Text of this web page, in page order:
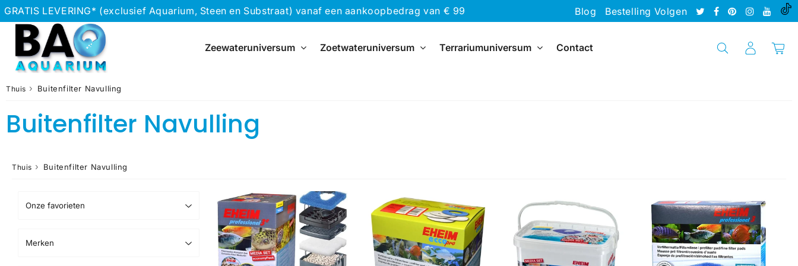
GRATIS LEVERING* (exclusief Aquarium, Steen en Substraat) vanaf een aankoopbedrag van € 99 Blog Bestelling Volgen
Zeewateruniversum Zoetwateruniversum Terrariumuniversum Contact
Thuis › Buitenfilter Navulling
Buitenfilter Navulling
Thuis › Buitenfilter Navulling